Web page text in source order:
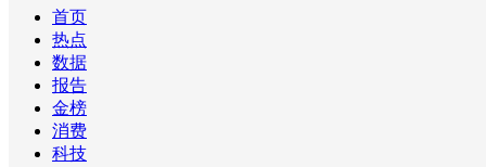
首页
热点
数据
报告
金榜
消费
科技